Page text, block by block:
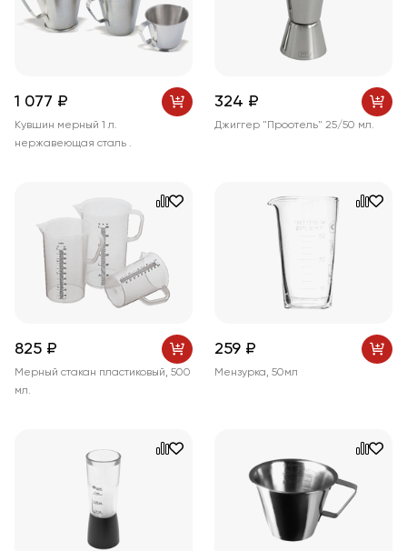
1 077 ₽
Кувшин мерный 1 л.
нержавеющая сталь .
324 ₽
Джиггер "Проотель" 25/50 мл.
825 ₽
Мерный стакан пластиковый, 500
мл.
259 ₽
Мензурка, 50мл